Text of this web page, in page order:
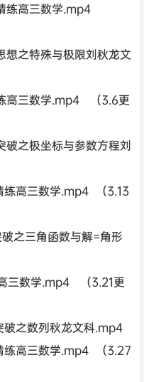
练高三数学.mp4
之特殊与极限刘秋龙文
高三数学.mp4 （3.6更
之极坐标与参数方程刘
练高三数学.mp4 （3.13
之三角函数与解=角形
三数学.mp4 （3.21更
之数列秋龙文科.mp4
练高三数学.mp4 （3.27